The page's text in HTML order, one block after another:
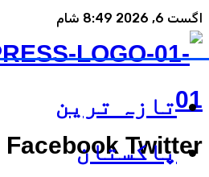
اگست 6, 2026 8:49 شام
Facebook Twitter
تازہ ترین
پاکستان